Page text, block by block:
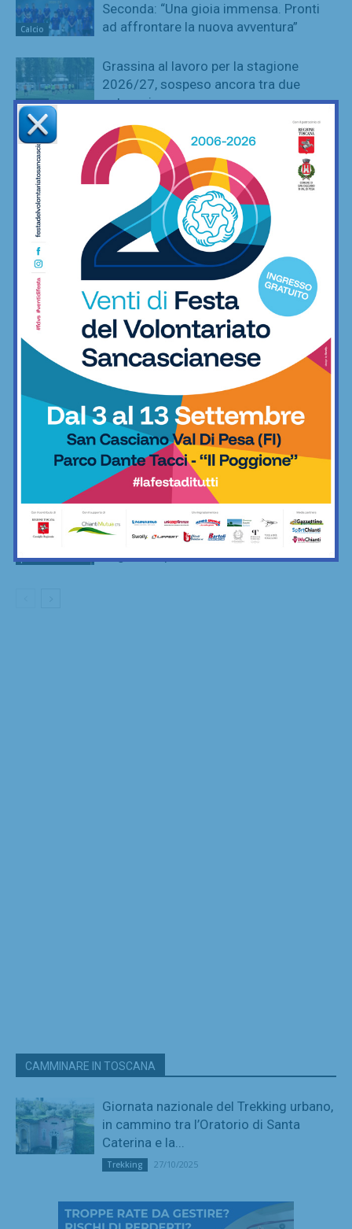
Calcio
Seconda: “Una gioia immensa. Pronti
ad affrontare la nuova avventura”
Calcio
Grassina al lavoro per la stagione
2026/27, sospeso ancora tra due
categorie
Calcio
Sette ripescaggi per la Seconda
Categoria 2026/27: fa festa anche la
Virtus Lilliano
Calcio
Serie D, ecco i due passaggi
fondamentali su organici e calendari (e
il Grassina spera…)
Calcio
Il Grassina aggiunge tre giovani innesti:
Errunghi, Castellucci e Mastrolia
Atletica e
podismo
Sesto titolo italiano per Leonardo
Fabbri (quarto consecutivo). E adesso
obiettivo bis europeo
Aspettando… la Serie D (?) il Grassina
mette in rosa tre innesti classe 2008
podismo
Short Trail al Tramonto 2026: 3.000
euro di solidarietà per le associazioni di
Bagno a Ripoli
CAMMINARE IN TOSCANA
Giornata nazionale del Trekking urbano,
in cammino tra l’Oratorio di Santa
Caterina e la...
Trekking 27/10/2025